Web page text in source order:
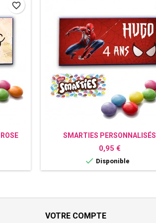
favorite_border
SMARTIES PERSONNALISÉS
SPIDERMAN
Prix
0,95 €
 Disponible
VOTRE COMPTE